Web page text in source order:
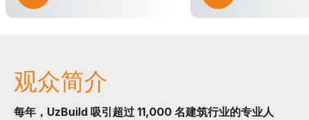
观众简介
每年，UzBuild 吸引超过 11,000 名建筑行业的专业人